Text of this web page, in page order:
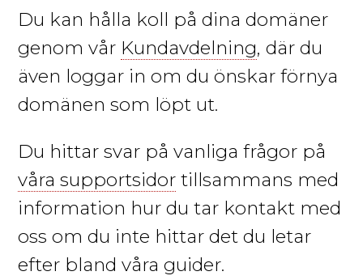
Du kan hålla koll på dina domäner
genom vår Kundavdelning, där du
även loggar in om du önskar förnya
domänen som löpt ut.
Du hittar svar på vanliga frågor på
våra supportsidor tillsammans med
information hur du tar kontakt med
oss om du inte hittar det du letar
efter bland våra guider.